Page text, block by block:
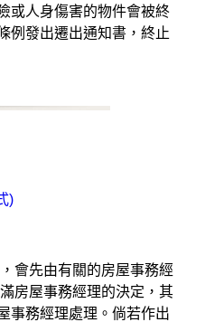
或人身傷害的物件會被終
例發出遷出通知書，終止
)
會先由有關的房屋事務經
房屋事務經理的決定，其
事務經理處理。倘若作出